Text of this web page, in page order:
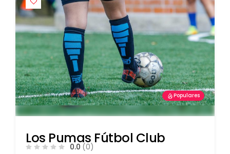
Populares
Los Pumas Fútbol Club
0.0 (0)